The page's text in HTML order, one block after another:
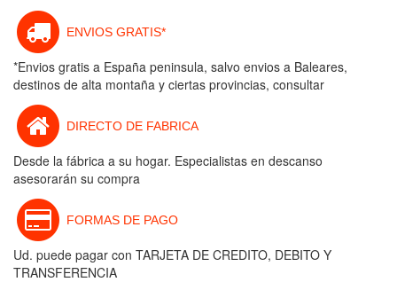
ENVIOS GRATIS*
*Envios gratis a España peninsula, salvo envios a Baleares,
destinos de alta montaña y ciertas provincias, consultar
DIRECTO DE FABRICA
Desde la fábrica a su hogar. Especialistas en descanso
asesorarán su compra
FORMAS DE PAGO
Ud. puede pagar con TARJETA DE CREDITO, DEBITO Y
TRANSFERENCIA